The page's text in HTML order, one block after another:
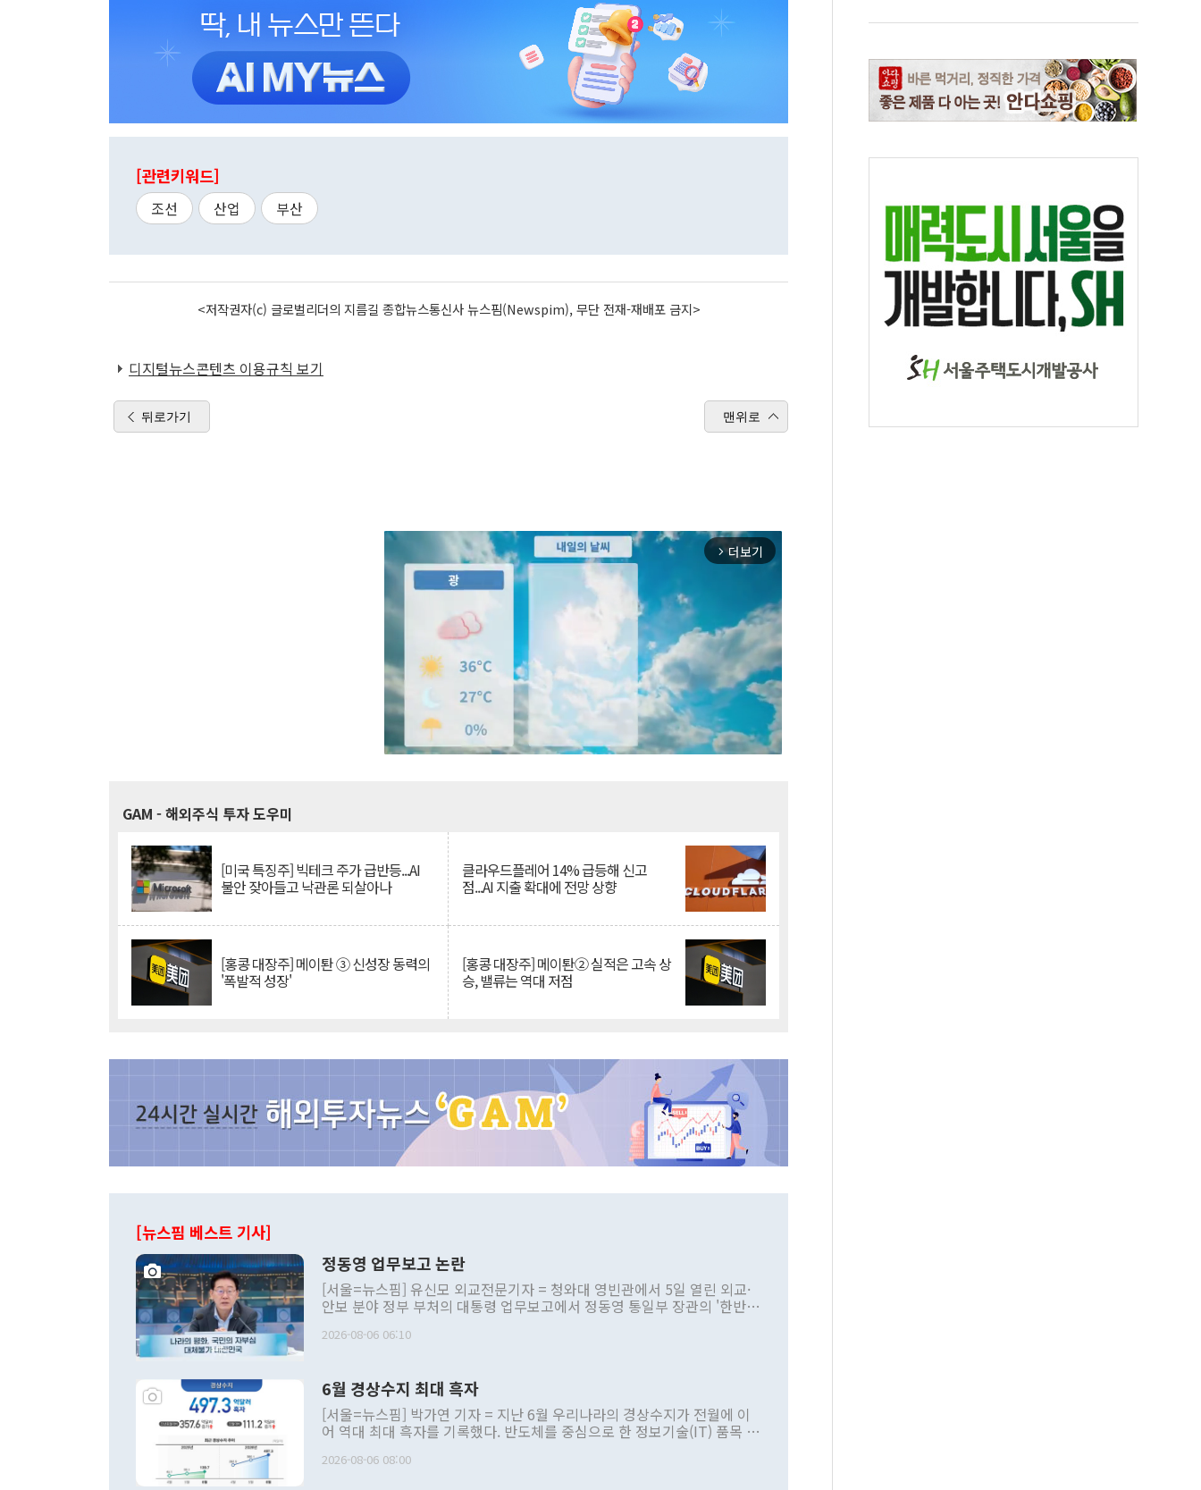
[관련키워드]
조선 산업 부산
<저작권자(c) 글로벌리더의 지름길 종합뉴스통신사 뉴스핌(Newspim), 무단 전재-재배포 금지>
디지털뉴스콘텐츠 이용규칙 보기
뒤로가기 맨위로
arrow_forward_ios 더보기
GAM - 해외주식 투자 도우미
[미국 특징주] 빅테크 주가 급반등...AI
불안 잦아들고 낙관론 되살아나
클라우드플레어 14% 급등해 신고
점...AI 지출 확대에 전망 상향
[홍콩 대장주] 메이퇀 ③ 신성장 동력의
'폭발적 성장'
[홍콩 대장주] 메이퇀② 실적은 고속 상
승, 밸류는 역대 저점
[뉴스핌 베스트 기사]
정동영 업무보고 논란
[서울=뉴스핌] 유신모 외교전문기자 = 청와대 영빈관에서 5일 열린 외교·
안보 분야 정부 부처의 대통령 업무보고에서 정동영 통일부 장관의 '한반도
발언 중에는 정부 내 조율을 거치지 않은 사안을 정책으로 추진하겠다고 공
주의적 희망에 근거한 비현실적 구상'이라는 비판을 내놨다. 그동안 정 장
관의 대북 정책 관련 발언이 물의를 빚은 적은 여러 번 있지만 대통령과 유
관 부처 장관이 공개적으로 부정적 입장을 표명한 것은 이례적이다. 정 장
관의 무리한 대북 접근법과 월권을 제어해야 한다는 목소리도 높아지고 있
다. [정동영 통일부 장관이 지난달 23일 오후 서울 종로구 정부서울청사에
2026-08-06 06:10
6월 경상수지 최대 흑자
[서울=뉴스핌] 박가연 기자 = 지난 6월 우리나라의 경상수지가 전월에 이
어 역대 최대 흑자를 기록했다. 반도체를 중심으로 한 정보기술(IT) 품목 수
료=한국은행] 한국은행이 6일 발표한 '2026년 6월 국제수지(잠정)'에 따르
2026-08-06 08:00